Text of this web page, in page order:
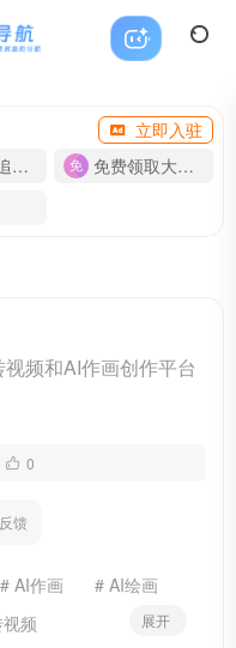
立即入驻
免费电影追剧APP 免费领取大流量卡【500G】
频和AI作画创作平台
0
反馈
# AI作画
# AI绘画
频
展开